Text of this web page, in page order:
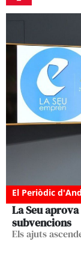
El Periòdic
La Seu aprova
subvencions
Els ajuts